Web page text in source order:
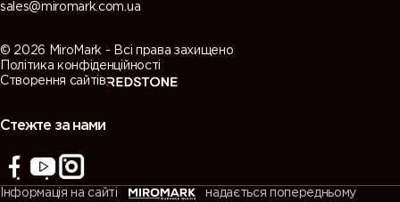
sales@miromark.com.ua
© 2026 MiroMark - Всі права захищено
Політика конфіденційності
Створення сайтів
Стежте за нами
Інформація на сайті
надається попередньому